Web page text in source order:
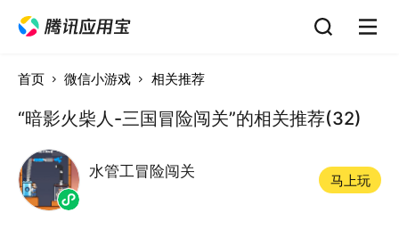
首页 微信小游戏 相关推荐
“暗影火柴人-三国冒险闯关”的相关推荐(32)
水管工冒险闯关
马上玩